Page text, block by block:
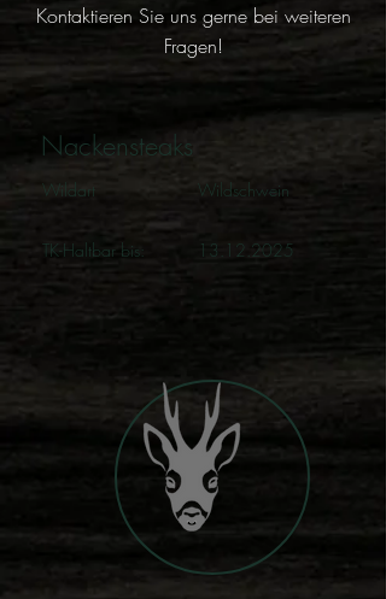
Kontaktieren Sie uns gerne bei weiteren
Fragen!
Nackensteaks
TK-Haltbar bis: 13.12.2025
Wildart Wildschwein